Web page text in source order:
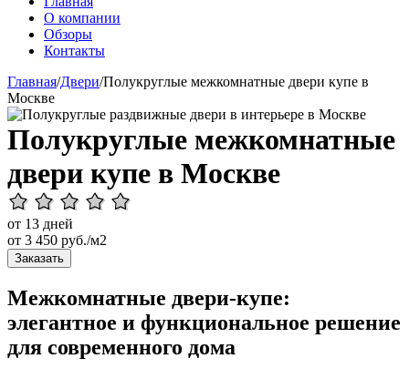
О компании
Обзоры
Контакты
Главная/Двери/Полукруглые межкомнатные двери купе в
Москве
Полукруглые межкомнатные
двери купе в Москве
от 13 дней
от 3 450 руб./м2
Заказать
Межкомнатные двери-купе:
элегантное и функциональное решение
для современного дома